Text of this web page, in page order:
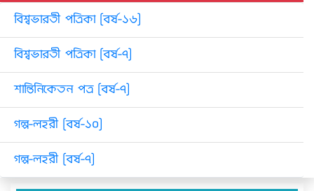
বিশ্বভারতী পত্রিকা [বর্ষ-১৬]
বিশ্বভারতী পত্রিকা [বর্ষ-৭]
শান্তিনিকেতন পত্র [বর্ষ-৭]
গল্প-লহরী [বর্ষ-১০]
গল্প-লহরী [বর্ষ-৭]